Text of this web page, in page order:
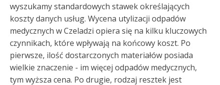
wyszukamy standardowych stawek określających
koszty danych usług. Wycena utylizacji odpadów
medycznych w Czeladzi opiera się na kilku kluczowych
czynnikach, które wpływają na końcowy koszt. Po
pierwsze, ilość dostarczonych materiałów posiada
wielkie znaczenie - im więcej odpadów medycznych,
tym wyższa cena. Po drugie, rodzaj resztek jest